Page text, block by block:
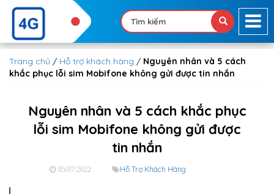
Trang chủ / Hỗ trợ khách hàng / Nguyên nhân và 5 cách
khắc phục lỗi sim Mobifone không gửi được tin nhắn
Nguyên nhân và 5 cách khắc phục
lỗi sim Mobifone không gửi được
tin nhắn
05/07/2022 Hỗ Trợ Khách Hàng